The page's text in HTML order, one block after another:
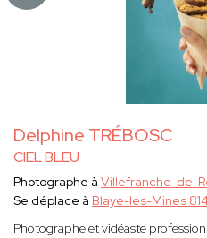
Delphine TRÉBOSC
CIEL BLEU
Photographe à Villefranche-de-
Se déplace à Blaye-les-Mines
Photographe et vidéaste